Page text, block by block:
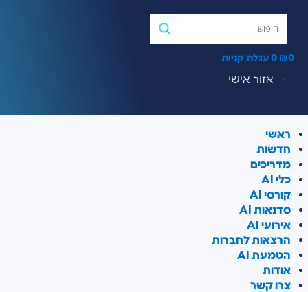
₪0
0 עגלת קניות
אזור אישי
ראשי
חדשות
מדריכים
כלי AI
קורסי AI
סדנאות AI
אירועי AI
הרצאות לחברות
הטמעת AI
אודות
צרו קשר